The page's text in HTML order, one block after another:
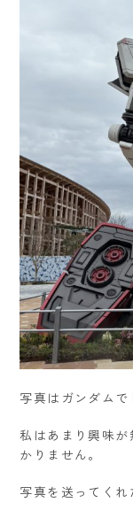
写真はガンダムで
私はあまり興味
かりません。
写真を送ってくれ